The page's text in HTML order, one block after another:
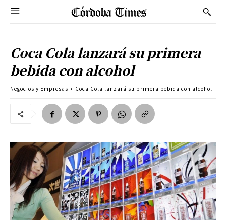
Coca Cola lanzará su primera
bebida con alcohol
Negocios y Empresas Coca Cola lanzará su primera bebida con alcohol